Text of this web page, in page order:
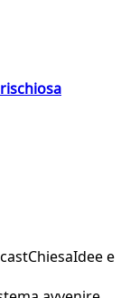
ChiesaIdee e